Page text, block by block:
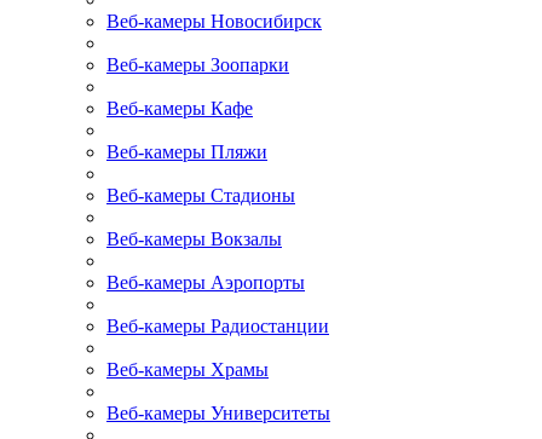
Веб-камеры Новосибирск
Веб-камеры Зоопарки
Веб-камеры Кафе
Веб-камеры Пляжи
Веб-камеры Стадионы
Веб-камеры Вокзалы
Веб-камеры Аэропорты
Веб-камеры Радиостанции
Веб-камеры Храмы
Веб-камеры Университеты